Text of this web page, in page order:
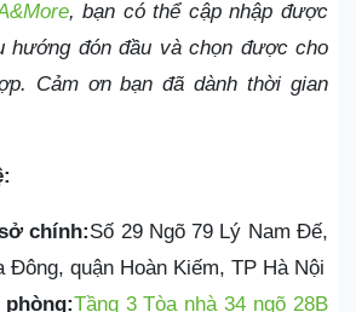
, bạn có thể cập nhập được
hướng đón đầu và chọn được cho
Cảm ơn bạn đã dành thời gian
chính:Số 29 Ngõ 79 Lý Nam Đế,
Đông, quận Hoàn Kiếm, TP Hà Nội
Tầng 3 Tòa nhà 34 ngõ 28B